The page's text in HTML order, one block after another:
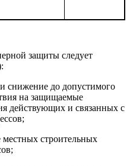
защиты следует
:
снижение до до­пустимого
на защищаемые
дей­ствующих и связанных с
местных строи­тельных